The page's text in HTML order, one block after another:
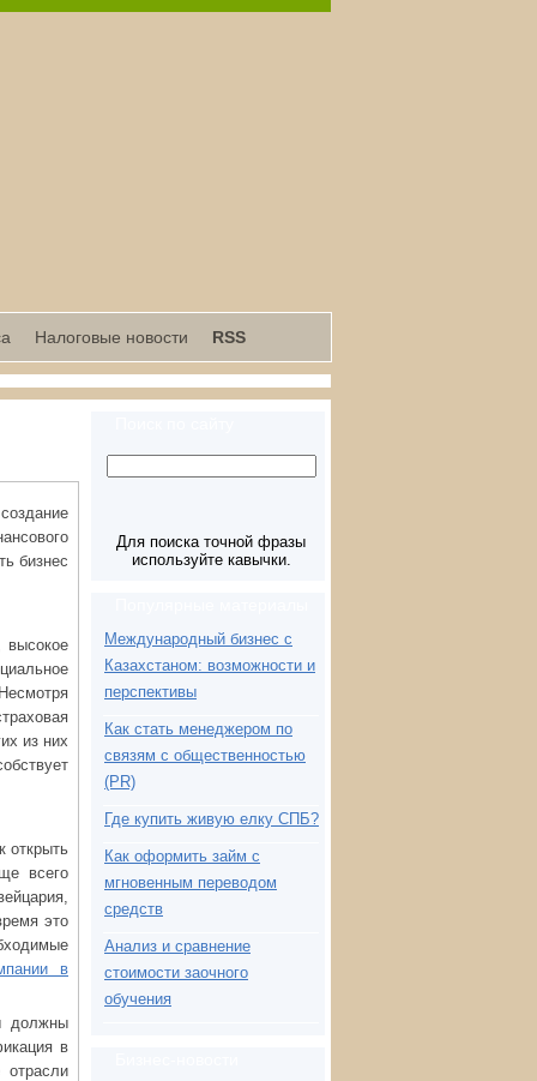
Налоговые новости RSS
бизнес
высокое
из них
открыть
всего
это
в
должны
в
отрасли
Для поиска точной фразы
используйте кавычки.
Международный бизнес с
Казахстаном: возможности и
перспективы
Как стать менеджером по
связям с общественностью
(PR)
Где купить живую елку СПБ?
Как оформить займ с
мгновенным переводом
средств
Анализ и сравнение
стоимости заочного
обучения